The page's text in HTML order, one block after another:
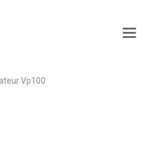
Main
Menu
Vp100